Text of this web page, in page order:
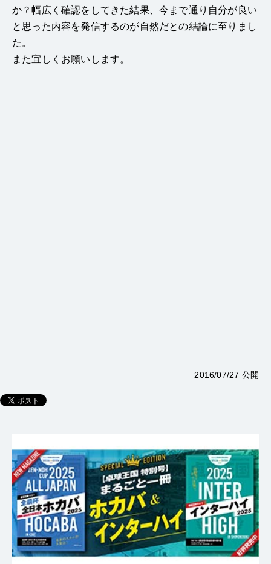
か？幅広く確認をしてきた結果、今まで通り自分が良い
と思った内容を発信するのが自然だとの結論に至りまし
た。
また宜しくお願いします。
2016/07/27 公開